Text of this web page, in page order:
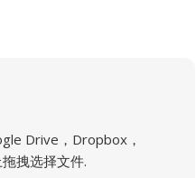
Drive，Dropbox，
拽选择文件.